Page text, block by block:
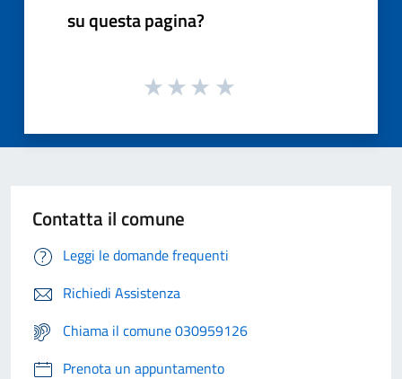
su questa pagina?
Contatta il comune
Leggi le domande frequenti
Richiedi Assistenza
Chiama il comune 030959126
Prenota un appuntamento